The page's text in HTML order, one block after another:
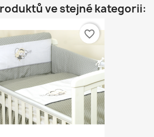
ve stejné kategorii:
favorite_border